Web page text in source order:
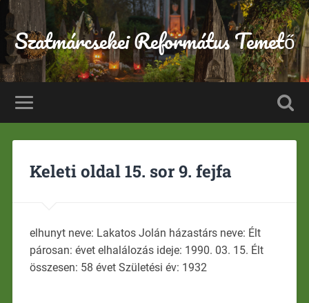
Szatmárcsekei Református Temető
Keleti oldal 15. sor 9. fejfa
elhunyt neve: Lakatos Jolán házastárs neve: Élt
párosan: évet elhalálozás ideje: 1990. 03. 15. Élt
összesen: 58 évet Születési év: 1932